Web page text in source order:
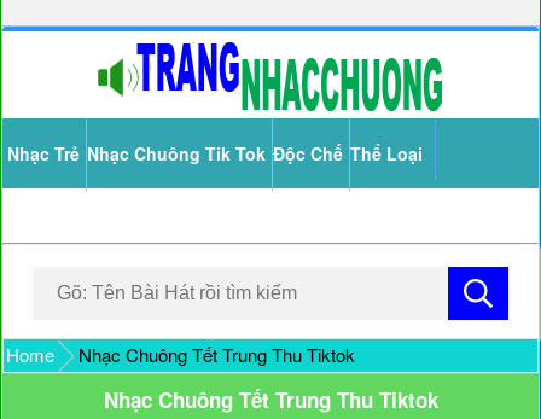
Nhạc Trẻ Nhạc Chuông Tik Tok Độc Chế Thể Loại
Home Nhạc Chuông Tết Trung Thu Tiktok
Nhạc Chuông Tết Trung Thu Tiktok